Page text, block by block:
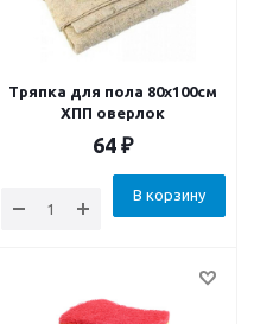
Тряпка для пола 80х100см
ХПП оверлок
64 ₽
В корзину